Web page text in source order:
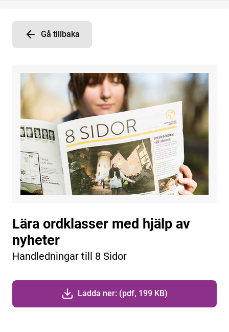
Gå tillbaka
Lära ordklasser med hjälp av
nyheter
Handledningar till 8 Sidor
Ladda ner: (pdf, 199 KB)